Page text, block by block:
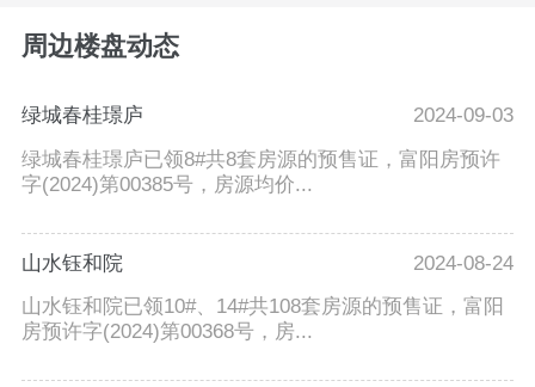
周边楼盘动态
绿城春桂璟庐
2024-09-03
绿城春桂璟庐已领8#共8套房源的预售证，富阳房预许
字(2024)第00385号，房源均价...
山水钰和院
2024-08-24
山水钰和院已领10#、14#共108套房源的预售证，富阳
房预许字(2024)第00368号，房...